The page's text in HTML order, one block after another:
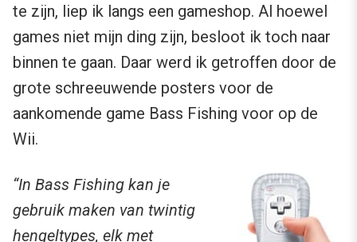
te zijn, liep ik langs een gameshop. Al hoewel
games niet mijn ding zijn, besloot ik toch naar
binnen te gaan. Daar werd ik getroffen door de
grote schreeuwende posters voor de
aankomende game Bass Fishing voor op de
Wii.
“In Bass Fishing kan je
gebruik maken van twintig
hengeltypes, elk met